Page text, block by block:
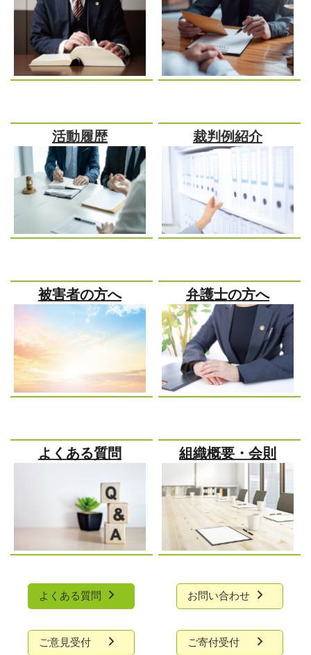
活動履歴 裁判例紹介
被害者の方へ 弁護士の方へ
よくある質問 組織概要・会則
よくある質問 お問い合わせ
ご意見受付 ご寄付受付